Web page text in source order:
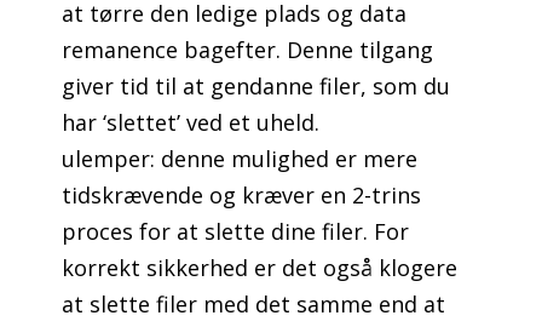
at tørre den ledige plads og data
remanence bagefter. Denne tilgang
giver tid til at gendanne filer, som du
har ‘slettet’ ved et uheld.
ulemper: denne mulighed er mere
tidskrævende og kræver en 2-trins
proces for at slette dine filer. For
korrekt sikkerhed er det også klogere
at slette filer med det samme end at